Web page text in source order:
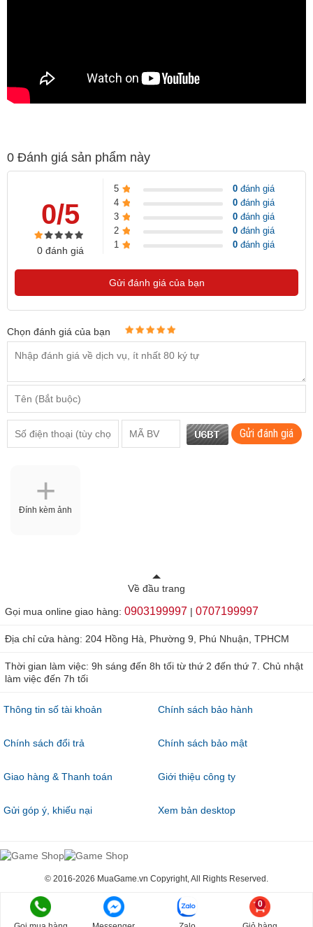
0 Đánh giá sản phẩm này
0/5
0 đánh giá
5 0 đánh giá
4
0 đánh giá
3
0 đánh giá
2
0 đánh giá
1
0 đánh giá
Gửi đánh giá của bạn
Chọn đánh giá của bạn
Gửi đánh giá
Đính kèm ảnh
Về đầu trang
Gọi mua online giao hàng: 0903199997 | 0707199997
Địa chỉ cửa hàng: 204 Hồng Hà, Phường 9, Phú Nhuận, TPHCM
Thời gian làm việc: 9h sáng đến 8h tối từ thứ 2 đến thứ 7. Chủ nhật
làm việc đến 7h tối
Thông tin số tài khoản Chính sách bảo hành
Chính sách đổi trả Chính sách bảo mật
Giao hàng & Thanh toán Giới thiệu công ty
Gửi góp ý, khiếu nại Xem bản desktop
© 2016-2026 MuaGame.vn Copyright, All Rights Reserved.
0